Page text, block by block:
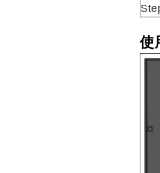
使